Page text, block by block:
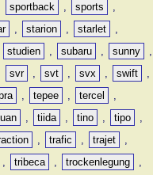
sportback , sports
,
, starion , starlet
,
studien , subaru , sunny
,
svr , svt , svx , swift
,
, tepee , tercel
,
, tiida , tino , tipo
,
, trafic , trajet
,
, tribeca , trockenlegung
,